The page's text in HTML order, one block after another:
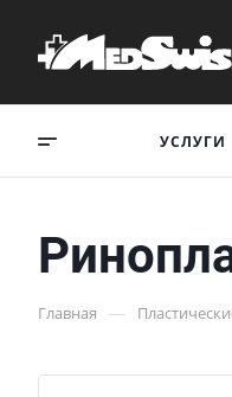
УСЛУГИ
Главная —